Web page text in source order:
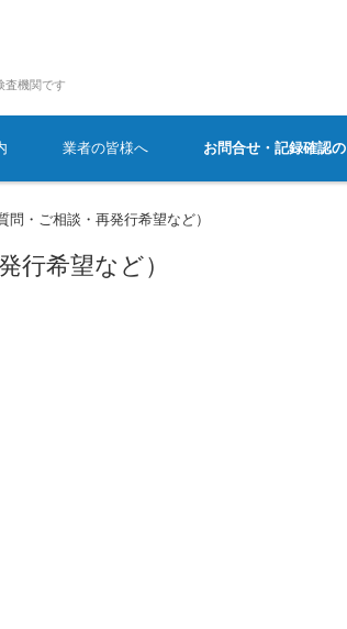
査機関です
業者の皆様へ お問合せ・記録確認
問・ご相談・再発行希望など）
行希望など）